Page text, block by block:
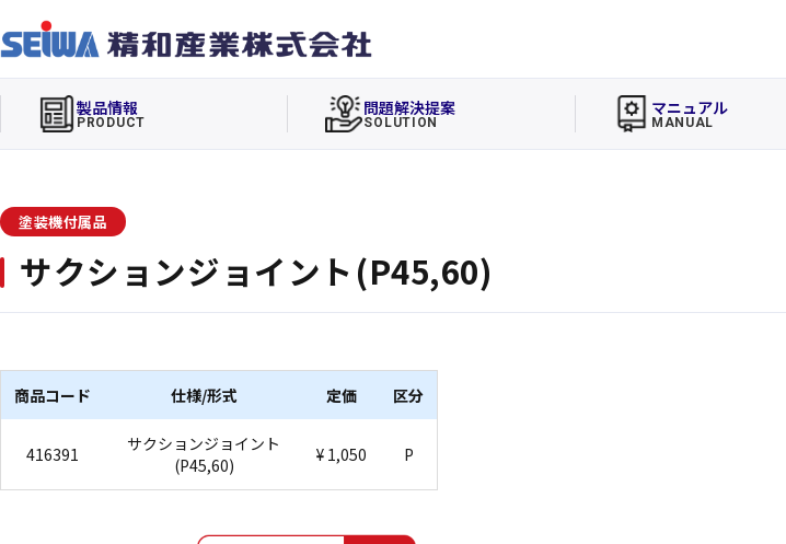
製品情報
PRODUCT
問題解決提案
SOLUTION
マニュアル
MANUAL
塗装機付属品
サクションジョイント(P45,60)
商品コード 仕様/形式 定価 区分
416391
サクションジョイント
(P45,60)
¥ 1,050 P